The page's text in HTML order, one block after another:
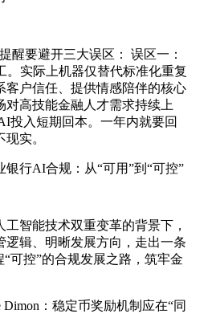
醒要避开三大误区： 误区一：
。实际上机器仅替代标准化重复
客户信任、提供情感陪伴的核心
对高技能金融人才需求持续上
投入短期回本。一年内就要回
实。
行AI合规：从“可用”到“可控”
智能技术双重变革的背景下，
逻辑、明晰发展方向，走出一条
“可控”的合规发展之路，筑牢金
Dimon：稳定币奖励机制应在“同